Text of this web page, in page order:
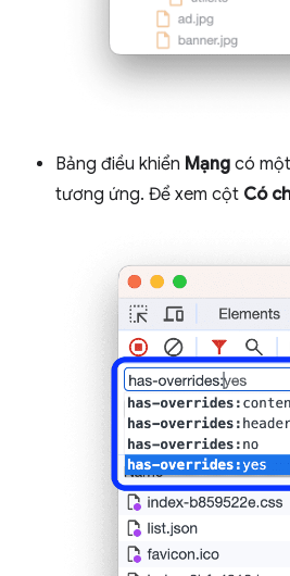
Bảng điều khiển Mạng có
tương ứng. Để xem cột Có